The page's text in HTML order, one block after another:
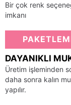
Bir çok renk
imkanı
DAYANIKLI
Üretim işleminden
daha sonra kalın
yapılır.